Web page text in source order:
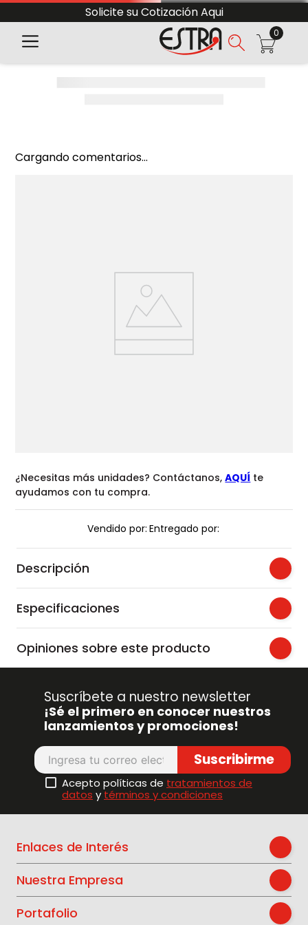
Solicite su Cotización Aqui
0
Cargando comentarios...
¿Necesitas más unidades? Contáctanos,AQUÍ te
ayudamos con tu compra.
Vendido por: Entregado por:
Descripción
Especificaciones
Opiniones sobre este producto
Suscríbete a nuestro newsletter
¡Sé el primero en conocer nuestros
lanzamientos y promociones!
Suscribirme
Acepto políticas de tratamientos de
datos y términos y condiciones
Enlaces de Interés
Nuestra Empresa
Portafolio